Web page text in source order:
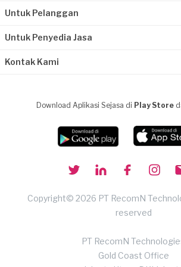
Untuk Pelanggan
Untuk Penyedia Jasa
Kontak Kami
Download Aplikasi Sejasa di Play Store
Copyright© 2026 PT RecomN
reserved
PT RecomN
Gold Coast Office